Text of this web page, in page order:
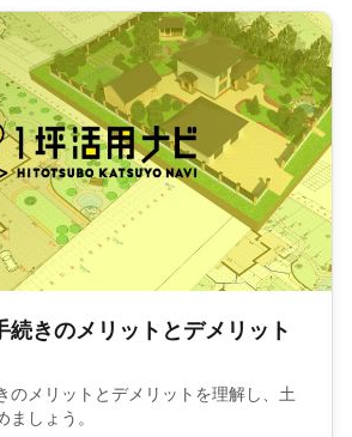
続きのメリットとデメリット
のメリットとデメリットを理解し、土
しょう。